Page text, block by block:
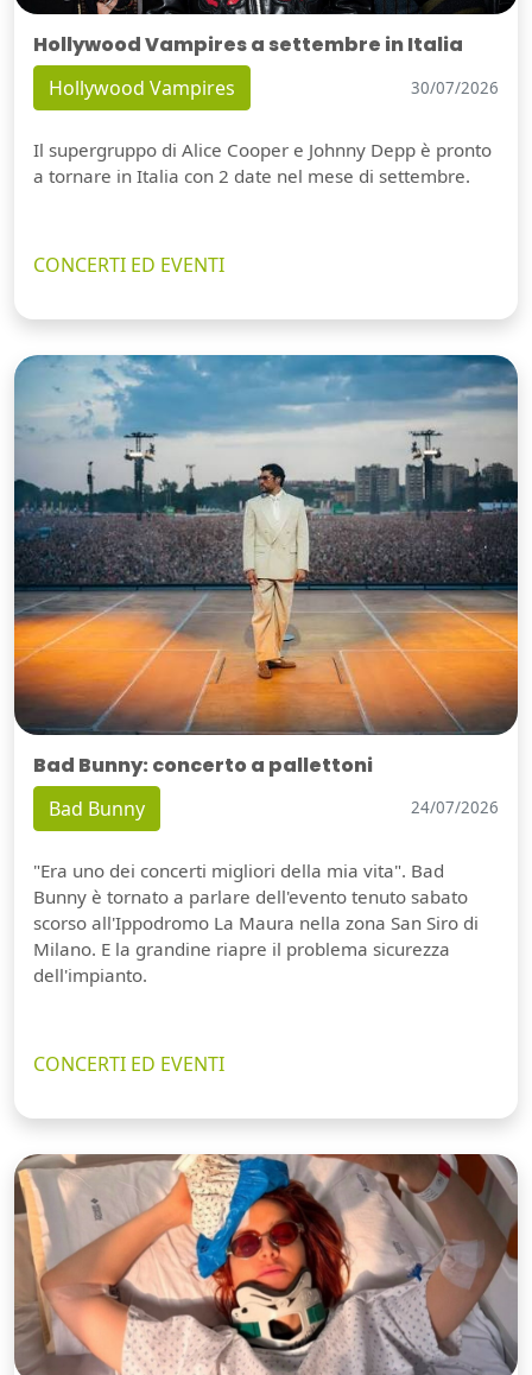
Hollywood Vampires a settembre in Italia
Hollywood Vampires 30/07/2026
Il supergruppo di Alice Cooper e Johnny Depp è pronto
a tornare in Italia con 2 date nel mese di settembre.
CONCERTI ED EVENTI
Bad Bunny: concerto a pallettoni
Bad Bunny 24/07/2026
"Era uno dei concerti migliori della mia vita". Bad
Bunny è tornato a parlare dell'evento tenuto sabato
scorso all'Ippodromo La Maura nella zona San Siro di
Milano. E la grandine riapre il problema sicurezza
dell'impianto.
CONCERTI ED EVENTI